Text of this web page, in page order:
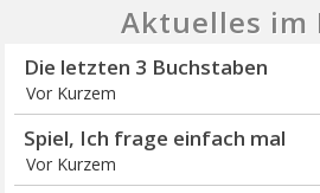
Aktuelles im
Die letzten 3 Buchstaben
Vor Kurzem
Spiel, Ich frage einfach mal
Vor Kurzem